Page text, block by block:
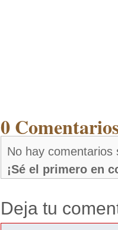
0
No hay comentarios
¡Sé el primero en
Deja tu